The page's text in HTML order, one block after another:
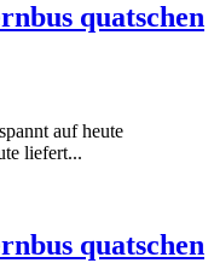
quatschen
auf heute
liefert...
quatschen